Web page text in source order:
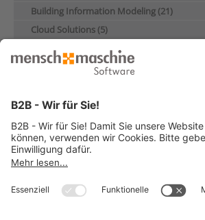
Building Information Modeling (21)
Cloud Solutions (5)
Datenmanagement (25)
Digitaler Zwilling (7)
Elektrotechnik & Mechatronik (21)
GIS & Infrastruktur (8)
Industrie & Maschinenbau (28)
Künstliche Intelligenz (4)
Produktentwicklung & Konstruktion (13)